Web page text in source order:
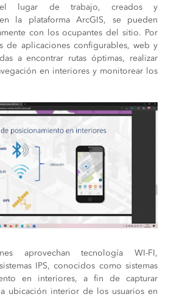
lugar de trabajo, creados y
la plataforma ArcGIS, se pueden
con los ocupantes del sitio. Por
de aplicaciones configurables, web y
a encontrar rutas óptimas, realizar
en interiores y monitorear los
aprovechan tecnología WI-FI,
IPS, conocidos como sistemas
en interiores, a fin de capturar
ubicación interior de los usuarios en